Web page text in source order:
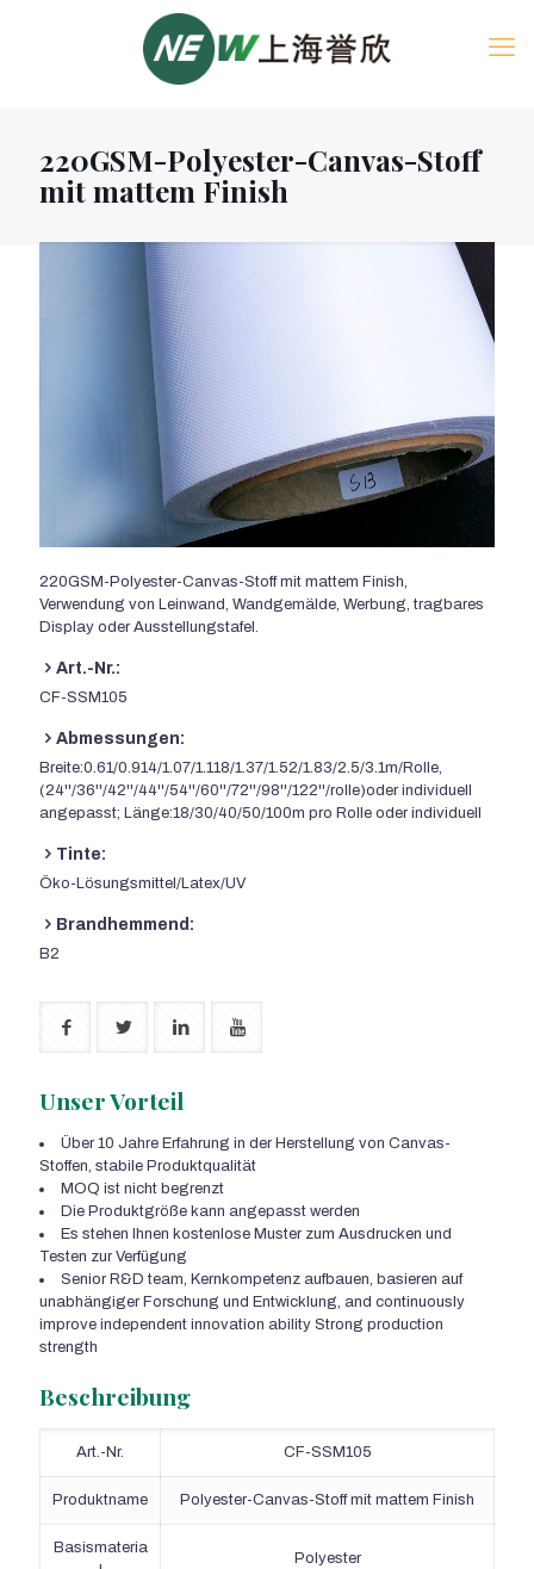
220GSM-Polyester-Canvas-Stoff
mit mattem Finish
220GSM-Polyester-Canvas-Stoff mit mattem Finish,
Verwendung von Leinwand, Wandgemälde, Werbung, tragbares
Display oder Ausstellungstafel.
Art.-Nr.:
CF-SSM105
Abmessungen:
Breite:0.61/0.914/1.07/1.118/1.37/1.52/1.83/2.5/3.1m/Rolle,
(24''/36''/42''/44''/54''/60''/72''/98''/122''/rolle)oder individuell
angepasst; Länge:18/30/40/50/100m pro Rolle oder individuell
Tinte:
Öko-Lösungsmittel/Latex/UV
Brandhemmend:
B2
Unser Vorteil
Über 10 Jahre Erfahrung in der Herstellung von Canvas-
Stoffen, stabile Produktqualität
MOQ ist nicht begrenzt
Die Produktgröße kann angepasst werden
Es stehen Ihnen kostenlose Muster zum Ausdrucken und
Testen zur Verfügung
Senior R&D team, Kernkompetenz aufbauen, basieren auf
unabhängiger Forschung und Entwicklung, and continuously
improve independent innovation ability Strong production
strength
Beschreibung
Art.-Nr. CF-SSM105
Produktname Polyester-Canvas-Stoff mit mattem Finish
Basismateria
Polyester